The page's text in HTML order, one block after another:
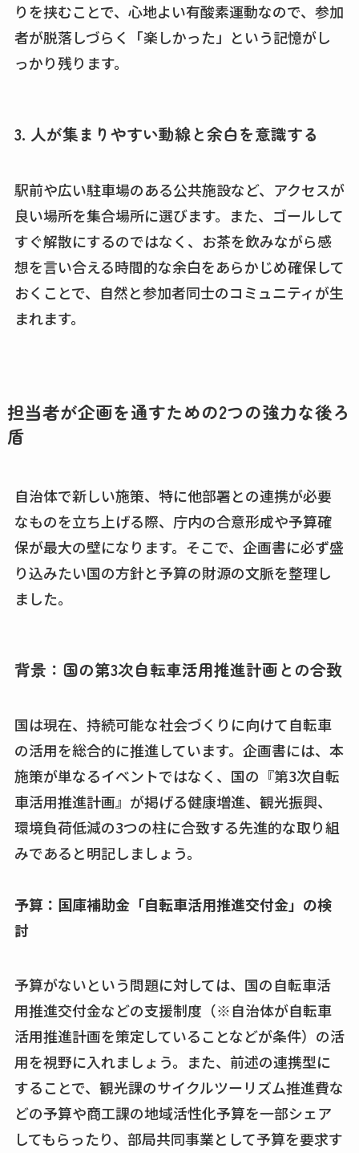
りを挟むことで、心地よい有酸素運動なので、参加
者が脱落しづらく「楽しかった」という記憶がし
っかり残ります。
3. 人が集まりやすい動線と余白を意識する
駅前や広い駐車場のある公共施設など、アクセスが
良い場所を集合場所に選びます。また、ゴールして
すぐ解散にするのではなく、お茶を飲みながら感
想を言い合える時間的な余白をあらかじめ確保して
おくことで、自然と参加者同士のコミュニティが生
まれます。
担当者が企画を通すための2つの強力な後ろ
盾
自治体で新しい施策、特に他部署との連携が必要
なものを立ち上げる際、庁内の合意形成や予算確
保が最大の壁になります。そこで、企画書に必ず盛
り込みたい国の方針と予算の財源の文脈を整理し
ました。
背景：国の第3次自転車活用推進計画との合致
国は現在、持続可能な社会づくりに向けて自転車
の活用を総合的に推進しています。企画書には、本
施策が単なるイベントではなく、国の『第3次自転
車活用推進計画』が掲げる健康増進、観光振興、
環境負荷低減の3つの柱に合致する先進的な取り組
みであると明記しましょう。
予算：国庫補助金「自転車活用推進交付金」の検
討
予算がないという問題に対しては、国の自転車活
用推進交付金などの支援制度（※自治体が自転車
活用推進計画を策定していることなどが条件）の活
用を視野に入れましょう。また、前述の連携型に
することで、観光課のサイクルツーリズム推進費な
どの予算や商工課の地域活性化予算を一部シェア
してもらったり、部局共同事業として予算を要求す